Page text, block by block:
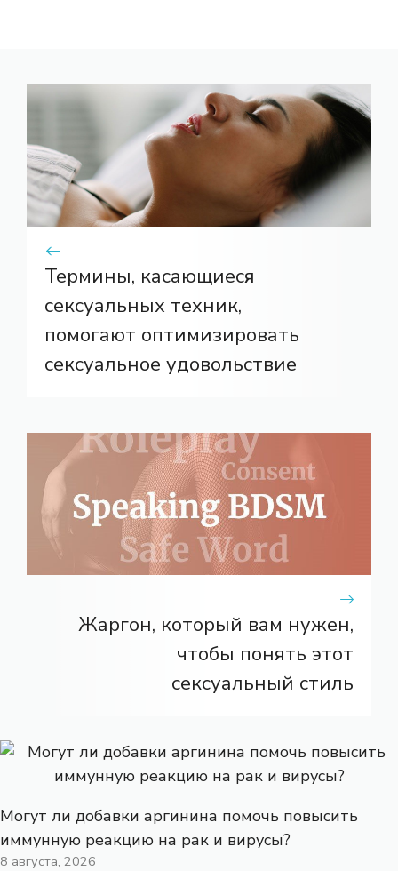
Термины, касающиеся
сексуальных техник,
помогают оптимизировать
сексуальное удовольствие
Жаргон, который вам нужен,
чтобы понять этот
сексуальный стиль
Могут ли добавки аргинина помочь повысить
иммунную реакцию на рак и вирусы?
8 августа, 2026